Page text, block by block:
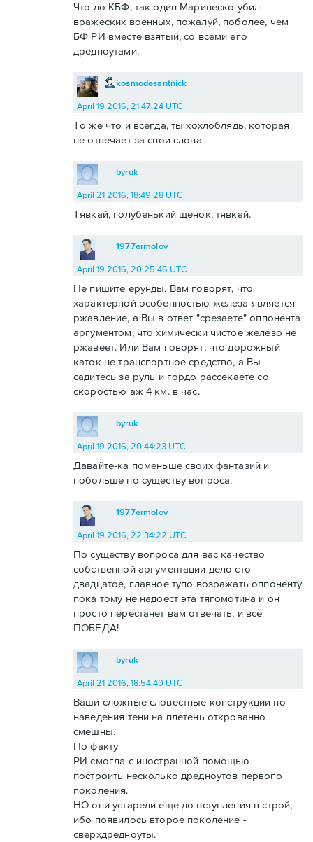
Что до КБФ, так один Маринеско убил
вражеских военных, пожалуй, поболее, чем
БФ РИ вместе взятый, со всеми его
дредноутами.
kosmodesantnick
April 19 2016, 21:47:24 UTC
То же что и всегда, ты хохлоблядь, которая
не отвечает за свои слова.
byruk
April 21 2016, 18:49:28 UTC
Тявкай, голубенький щенок, тявкай.
1977ermolov
April 19 2016, 20:25:46 UTC
Не пишите ерунды. Вам говорят, что
характерной особенностью железа является
ржавление, а Вы в ответ "срезаете" оппонента
аргументом, что химически чистое железо не
ржавеет. Или Вам говорят, что дорожный
каток не транспортное средство, а Вы
садитесь за руль и гордо рассекаете со
скоростью аж 4 км. в час.
byruk
April 19 2016, 20:44:23 UTC
Давайте-ка поменьше своих фантазий и
побольше по существу вопроса.
1977ermolov
April 19 2016, 22:34:22 UTC
По существу вопроса для вас качество
собственной аргументации дело сто
двадцатое, главное тупо возражать оппоненту
пока тому не надоест эта тягомотина и он
просто перестанет вам отвечать, и всё
ПОБЕДА!
byruk
April 21 2016, 18:54:40 UTC
Ваши сложные словестные конструкции по
наведения тени на плетень открованно
смешны.
По факту
РИ смогла с иностранной помощью
построить несколько дредноутов первого
поколения.
НО они устарели еще до вступления в строй,
ибо появилось второе поколение -
сверхдредноуты.